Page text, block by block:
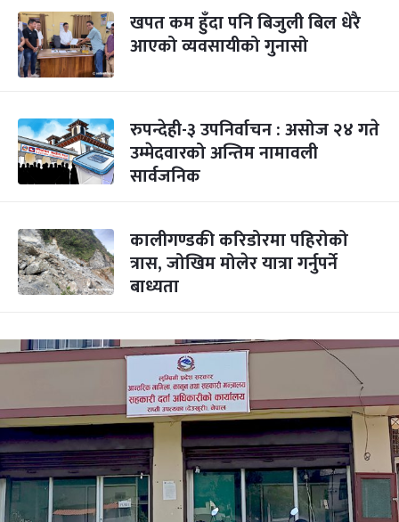
खपत कम हुँदा पनि बिजुली बिल धेरै
आएको व्यवसायीको गुनासो
रुपन्देही-३ उपनिर्वाचन : असोज २४ गते
उम्मेदवारको अन्तिम नामावली
सार्वजनिक
कालीगण्डकी करिडोरमा पहिरोको
त्रास, जोखिम मोलेर यात्रा गर्नुपर्ने
बाध्यता